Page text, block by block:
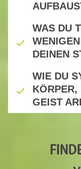
WAS DU
DEINEN
WIE DU
KÖRPER,
GEIST